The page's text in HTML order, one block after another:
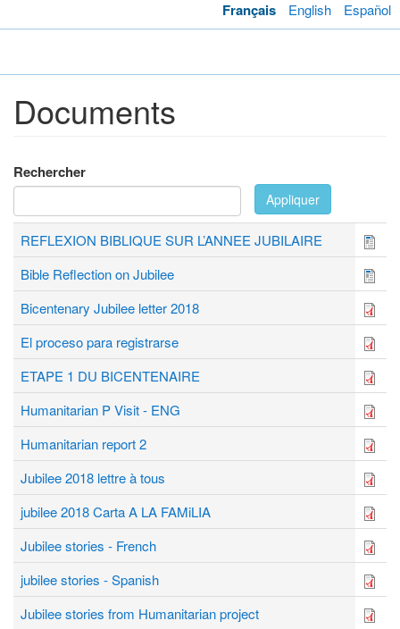
to
Français English Español
Documents
Rechercher
Appliquer
REFLEXION BIBLIQUE SUR L’ANNEE JUBILAIRE
Bible Reflection on Jubilee
Bicentenary Jubilee letter 2018
El proceso para registrarse
ETAPE 1 DU BICENTENAIRE
Humanitarian P Visit - ENG
Humanitarian report 2
Jubilee 2018 lettre à tous
jubilee 2018 Carta A LA FAMiLIA
Jubilee stories - French
jubilee stories - Spanish
Jubilee stories from Humanitarian project